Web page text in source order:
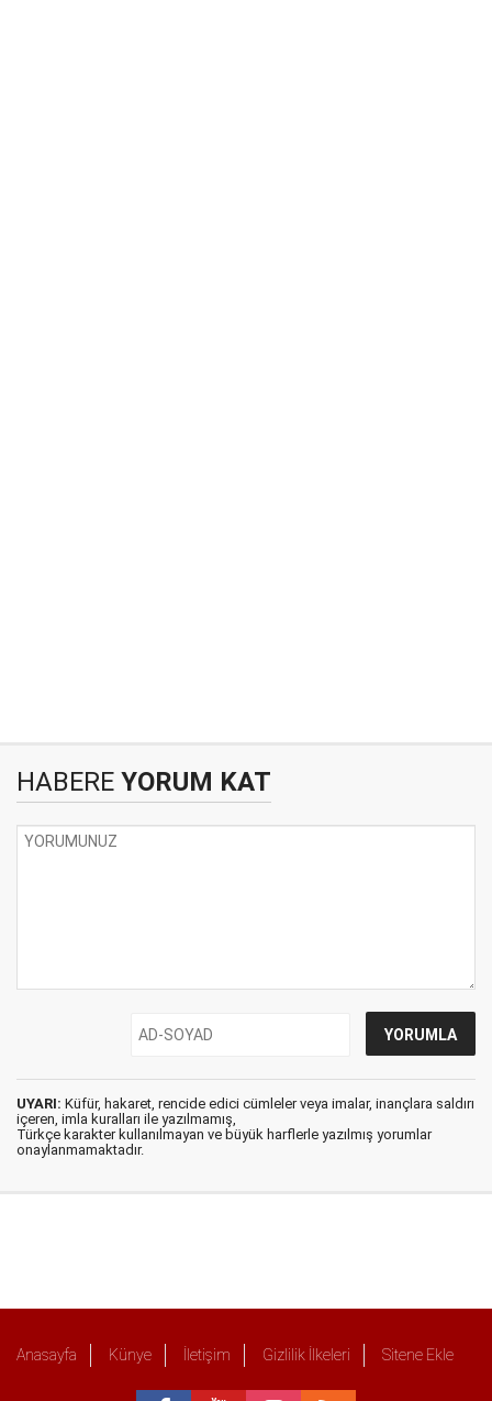
HABERE YORUM KAT
UYARI: Küfür, hakaret, rencide edici cümleler veya imalar, inançlara saldırı
içeren, imla kuralları ile yazılmamış,
Türkçe karakter kullanılmayan ve büyük harflerle yazılmış yorumlar
onaylanmamaktadır.
Anasayfa Künye İletişim Gizlilik İlkeleri Sitene Ekle